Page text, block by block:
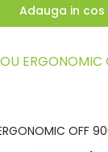
Adauga in cos
OFF